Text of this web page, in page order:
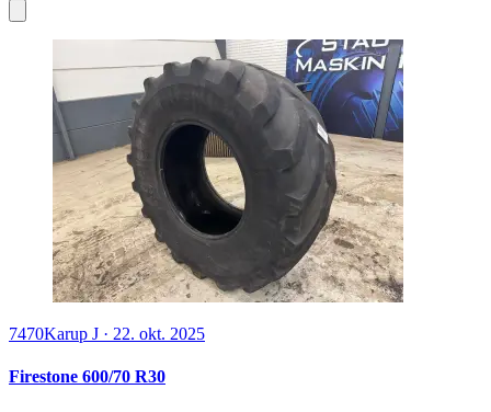
7470Karup J · 22. okt. 2025
Firestone 600/70 R30